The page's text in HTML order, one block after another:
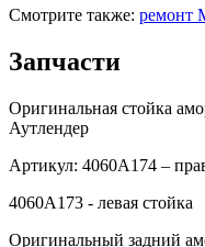
Смотрите также: ремонт
Запчасти
Оригинальная стойка
Аутлендер
Артикул: 4060A174 –
4060A173 - левая стойка
Оригинальный задний